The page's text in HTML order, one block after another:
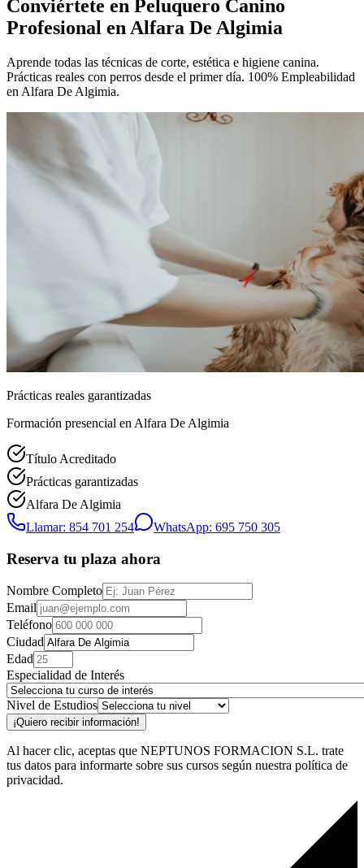
Conviértete en Peluquero Canino
Profesional en Alfara De Algimia
Aprende todas las técnicas de corte, estética e higiene canina.
Prácticas reales con perros desde el primer día. 100% Empleabilidad
en Alfara De Algimia.
Prácticas reales garantizadas
Formación presencial en Alfara De Algimia
Título Acreditado
Prácticas garantizadas
Alfara De Algimia
Llamar: 854 701 254
WhatsApp: 695 750 305
Reserva tu plaza ahora
Nombre Completo
Email
Teléfono
Ciudad
Edad
Especialidad de Interés
Nivel de Estudios
¡Quiero recibir información!
Al hacer clic, aceptas que NEPTUNOS FORMACION S.L. trate
tus datos para informarte sobre sus cursos según nuestra política de
privacidad.